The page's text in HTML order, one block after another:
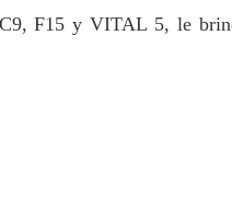
F15 y VITAL 5, le